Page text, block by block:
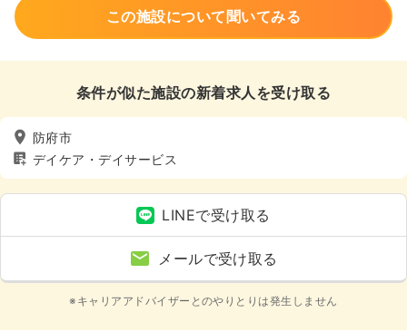
この施設について聞いてみる
条件が似た施設の新着求人を受け取る
防府市
デイケア・デイサービス
LINEで受け取る
メールで受け取る
※キャリアアドバイザーとのやりとりは発生しません